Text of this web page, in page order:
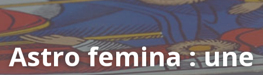
Astro femina : une